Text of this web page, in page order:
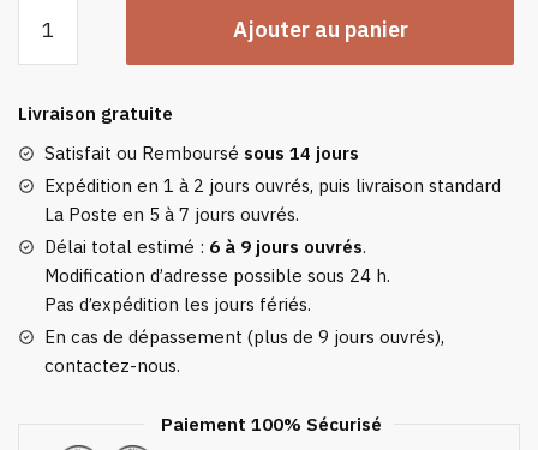
Chaussons
Coeur
Multicolore
Ajouter au panier
Livraison gratuite
Satisfait ou Remboursé sous 14 jours
Expédition en 1 à 2 jours ouvrés, puis livraison standard
La Poste en 5 à 7 jours ouvrés.
Délai total estimé : 6 à 9 jours ouvrés.
Modification d’adresse possible sous 24 h.
Pas d’expédition les jours fériés.
En cas de dépassement (plus de 9 jours ouvrés),
contactez-nous.
Paiement 100% Sécurisé